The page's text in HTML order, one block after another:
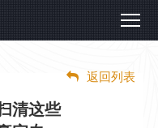
清这些
返回列表